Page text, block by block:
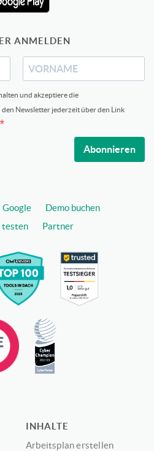
ANMELDEN
und akzeptiere die
den Newsletter jederzeit über den Link
Abonnieren
Google
Demo buchen
testen
Partner
INHALTE
Arbeitsplan erstellen